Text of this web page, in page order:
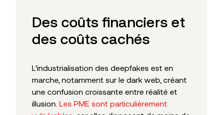
Des coûts financiers et
des coûts cachés
L’industrialisation des deepfakes est en
marche, notamment sur le dark web, créant
une confusion croissante entre réalité et
illusion. Les PME sont particulièrement